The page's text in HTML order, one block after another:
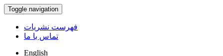
Toggle navigation
فهرست نشریات
تماس با ما
English